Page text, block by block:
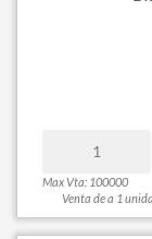
Max Vta: 100000
Venta de a 1